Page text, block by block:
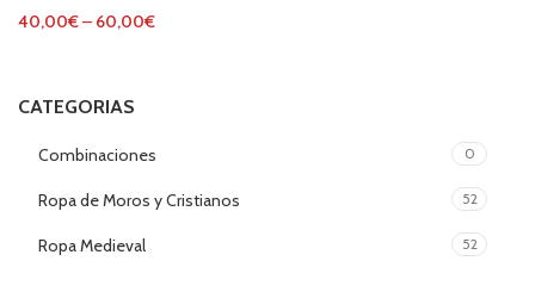
CATEGORIAS
Combinaciones 0
Ropa de Moros y Cristianos 52
Ropa Medieval 52
40,00€– 60,00€